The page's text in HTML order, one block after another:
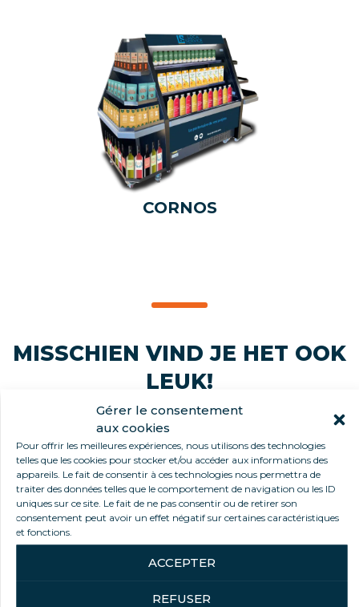
Gérer le consentement
aux cookies
Pour offrir les meilleures expériences, nous utilisons des technologies
telles que les cookies pour stocker et/ou accéder aux informations des
appareils. Le fait de consentir à ces technologies nous permettra de
traiter des données telles que le comportement de navigation ou les ID
uniques sur ce site. Le fait de ne pas consentir ou de retirer son
consentement peut avoir un effet négatif sur certaines caractéristiques
et fonctions.
ACCEPTER
REFUSER
CORNOS
MISSCHIEN VIND JE HET OOK
LEUK!